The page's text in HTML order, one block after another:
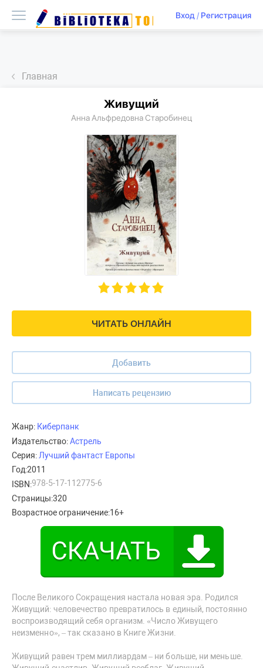
Вход/ Регистрация
Главная
ЧИТАТЬ ОНЛАЙН
Добавить
Написать рецензию
Живущий
Анна Альфредовна Старобинец
Жанр: Киберпанк
Издательство:Астрель
Серия: Лучший фантаст Европы
Год:2011
ISBN:978-5-17-112775-6
Страницы:320
Возрастное ограничение:16+
После Великого Сокращения настала новая эра. Родился
Живущий: человечество превратилось в единый, постоянно
воспроизводящий себя организм. «Число Живущего
неизменно», – так сказано в Книге Жизни.
Живущий равен трем миллиардам – ни больше, ни меньше.